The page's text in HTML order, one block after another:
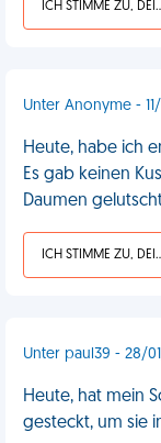
ICH STIMME ZU,
Unter Anonyme - 11/
Heute, habe ich
Es gab keinen
Daumen
ICH STIMME ZU,
Unter paul39 - 28/
Heute, hat mein
gesteckt, um sie